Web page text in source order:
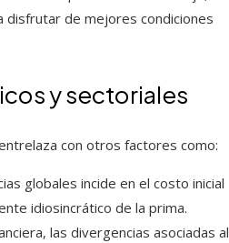
de mejores condiciones
y sectoriales
con otros factores como:
globales incide en el costo inicial
idiosincrático de la prima.
las divergencias asociadas al